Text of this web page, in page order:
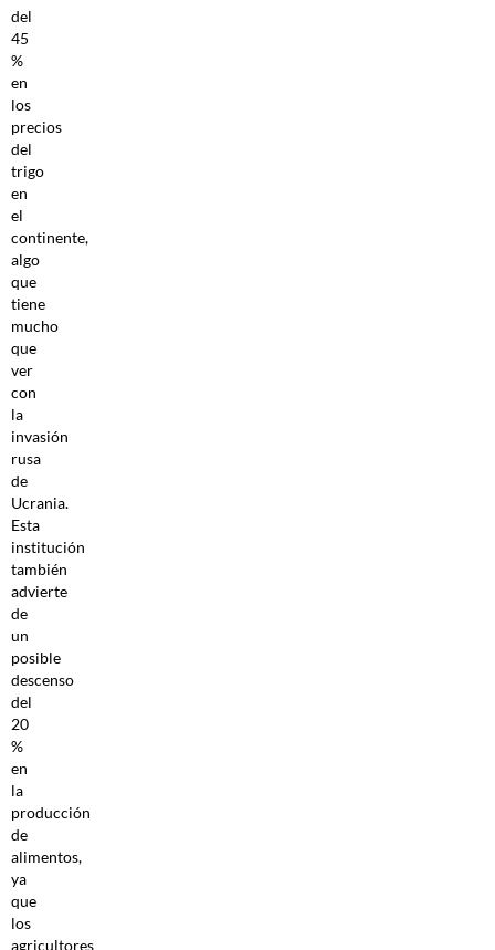
del
45
%
en
los
precios
del
trigo
en
el
continente,
algo
que
tiene
mucho
que
ver
con
la
invasión
rusa
de
Ucrania.
Esta
institución
también
advierte
de
un
posible
descenso
del
20
%
en
la
producción
de
alimentos,
ya
que
los
agricultores